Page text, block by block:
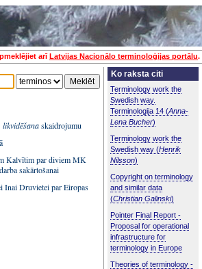
arīLatvijas Nacionālo terminoloģijas portālu.
likvidēšanaskaidrojumu
Kalvītim par diviem MK
sakārtošanai
Inai Druvietei par Eiropas
Ko raksta citi
Terminology work the
Swedish way.
Terminologija 14 (Anna-
Lena Bucher)
Terminology work the
Swedish way (Henrik
Nilsson)
Copyright on terminology
and similar data
(Christian Galinski)
Pointer Final Report -
Proposal for operational
infrastructure for
terminology in Europe
Theories of terminology -